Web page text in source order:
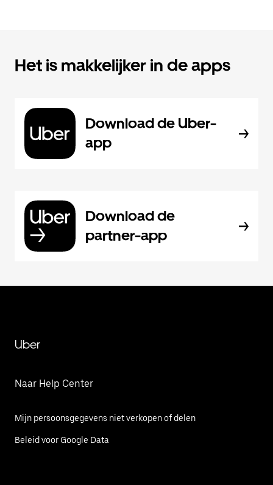
Het is makkelijker in de apps
Download de Uber-
app
Download de
partner-app
Uber
Naar Help Center
Mijn persoonsgegevens niet verkopen of delen
Beleid voor Google Data